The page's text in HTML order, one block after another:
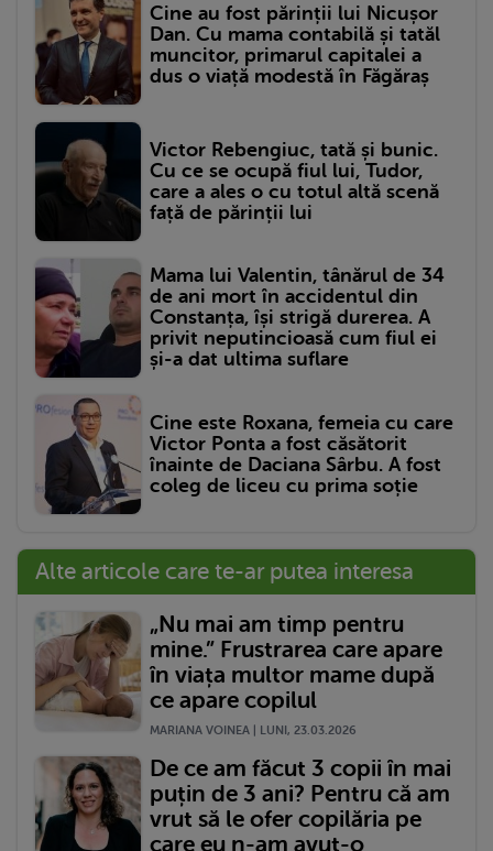
Cine au fost părinții lui Nicușor
Dan. Cu mama contabilă și tatăl
muncitor, primarul capitalei a
dus o viață modestă în Făgăraș
Victor Rebengiuc, tată și bunic.
Cu ce se ocupă fiul lui, Tudor,
care a ales o cu totul altă scenă
față de părinții lui
Mama lui Valentin, tânărul de 34
de ani mort în accidentul din
Constanța, își strigă durerea. A
privit neputincioasă cum fiul ei
și-a dat ultima suflare
Cine este Roxana, femeia cu care
Victor Ponta a fost căsătorit
înainte de Daciana Sârbu. A fost
coleg de liceu cu prima soție
Alte articole care te-ar putea interesa
„Nu mai am timp pentru
mine.” Frustrarea care apare
în viața multor mame după
ce apare copilul
MARIANA VOINEA | LUNI, 23.03.2026
De ce am făcut 3 copii în mai
puțin de 3 ani? Pentru că am
vrut să le ofer copilăria pe
care eu n-am avut-o